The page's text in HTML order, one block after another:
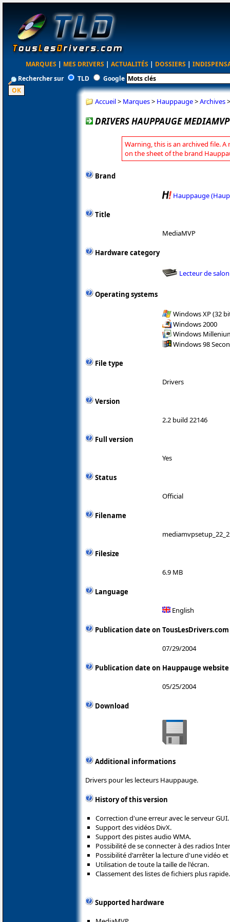
MARQUES | MES DRIVERS | ACTUALITÉS | DOSSIERS |
Rechercher sur
TLD Google
Accueil> Marques> Hauppauge>Archives
DRIVERS HAUPPAUGE
Warning, this is an archived file. A
on the sheet of the brand
Brand
Hauppauge
Title
MediaMVP
Hardware category
Lecteur de salon
Operating systems
Windows XP (32
Windows 2000
Windows
Windows 98
File type
Drivers
Version
2.2 build 22146
Full version
Yes
Status
Official
Filename
Filesize
6.9 MB
Language
English
Publication date on TousLesDrivers.com
07/29/2004
Publication date on Hauppauge website
05/25/2004
Download
Additional informations
Drivers pour les lecteurs Hauppauge.
History of this version
Correction d'une erreur avec le serveur GUI.
Support des vidéos DivX.
Support des pistes audio WMA.
Possibilité de se connecter à des radios
Possibilité d'arrêter la lecture d'une vidéo
Utilisation de toute la taille de l'écran.
Classement des listes de fichiers plus rapide.
Supported hardware